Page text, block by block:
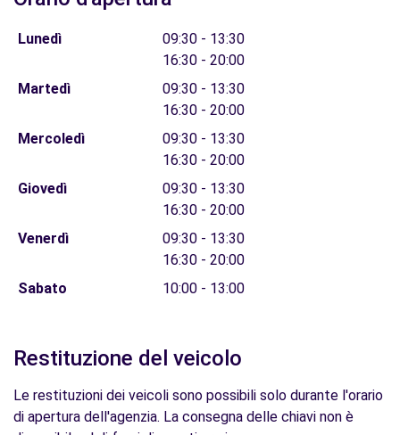
Lunedì
09:30 - 13:30
16:30 - 20:00
Martedì
09:30 - 13:30
16:30 - 20:00
Mercoledì
09:30 - 13:30
16:30 - 20:00
Giovedì
09:30 - 13:30
16:30 - 20:00
Venerdì
09:30 - 13:30
16:30 - 20:00
Sabato
10:00 - 13:00
Restituzione del veicolo
Le restituzioni dei veicoli sono possibili solo durante l'orario
di apertura dell'agenzia. La consegna delle chiavi non è